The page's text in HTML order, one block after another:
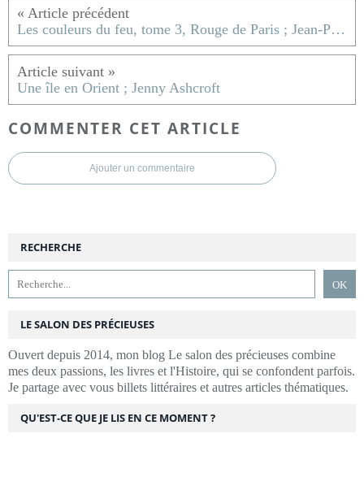
Les couleurs du feu, tome 3, Rouge de Paris ; Jean-Paul Desprat (2024)
Une île en Orient ; Jenny Ashcroft
COMMENTER CET ARTICLE
Ajouter un commentaire
RECHERCHE
LE SALON DES PRÉCIEUSES
Ouvert depuis 2014, mon blog Le salon des précieuses combine
mes deux passions, les livres et l'Histoire, qui se confondent parfois.
Je partage avec vous billets littéraires et autres articles thématiques.
QU'EST-CE QUE JE LIS EN CE MOMENT ?